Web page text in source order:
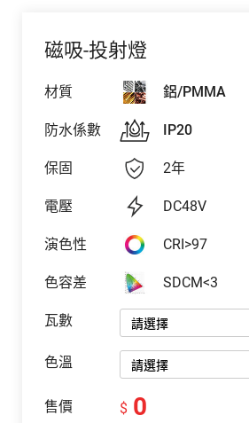
磁吸-投射燈
材質 鋁/PMMA
防水係數 IP20
保固 2年
電壓 DC48V
演色性 CRI>97
色容差 SDCM<3
瓦數
色溫
售價 $ 0